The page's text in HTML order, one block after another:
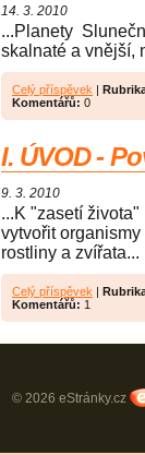
14. 3. 2010
...Planety
skalnaté a vnější,
Celý příspěvek |
Komentářů: 0
I. ÚVOD -
9. 3. 2010
...K "zasetí
vytvořit
rostliny a zvířata...
Celý příspěvek |
Komentářů: 1
© 2026 eStránky.cz